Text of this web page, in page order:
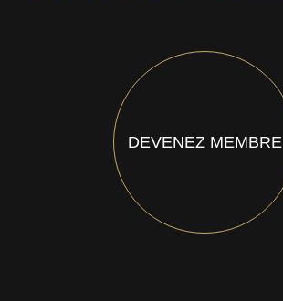
DEVENEZ MEMBRE